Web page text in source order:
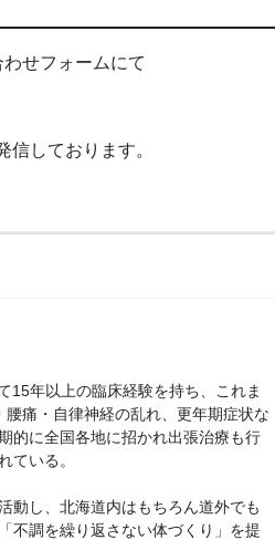
せフォームにて
信しております。
15年以上の臨床経験を持ち、これま
痛・自律神経の乱れ、更年期症状な
的に全国各地に招かれ出張治療も行
ている。
動し、北海道内はもちろん道外でも
不調を繰り返さない体づくり」を提